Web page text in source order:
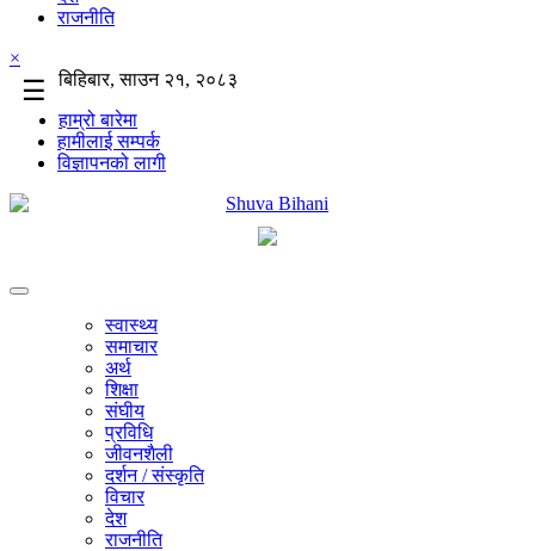
राजनीति
×
☰
बिहिबार, साउन २१, २०८३
हाम्रो बारेमा
हामीलाई सम्पर्क
विज्ञापनको लागी
स्वास्थ्य
समाचार
अर्थ
शिक्षा
संघीय
प्रविधि
जीवनशैली
दर्शन / संस्कृति
विचार
देश
राजनीति